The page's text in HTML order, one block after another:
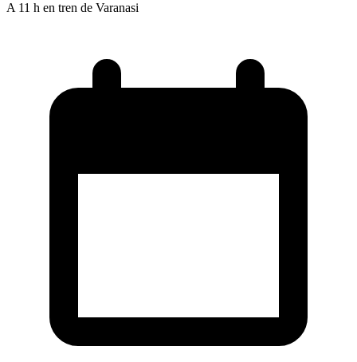
A 11 h en tren de Varanasi